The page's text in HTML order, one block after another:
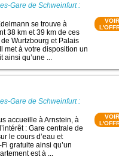
Gare de Schweinfurt :
se trouve à
38 km et 39 km de ces
de Wurtzbourg et Palais
met à votre disposition un
ainsi qu’une ...
VOIR
Gare de Schweinfurt :
accueille à Arnstein, à
: Gare centrale de
le cours d’eau et
gratuite ainsi qu’un
est à ...
VOIR